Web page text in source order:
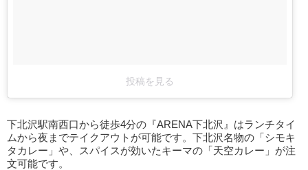
投稿を見る
下北沢駅南西口から徒歩4分の『ARENA下北沢』はランチタイ
ムから夜までテイクアウトが可能です。下北沢名物の「シモキ
タカレー」や、スパイスが効いたキーマの「天空カレー」が注
文可能です。